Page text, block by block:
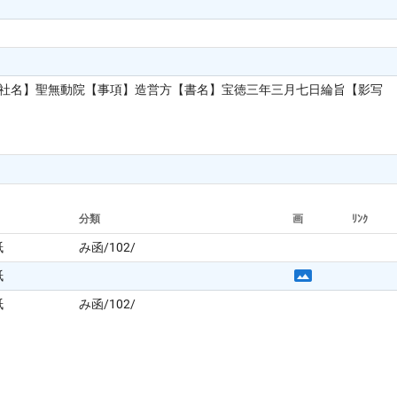
】聖無動院【事項】造営方【書名】宝徳三年三月七日綸旨【影写
分類 画 ﾘﾝｸ
み函/102/
み函/102/